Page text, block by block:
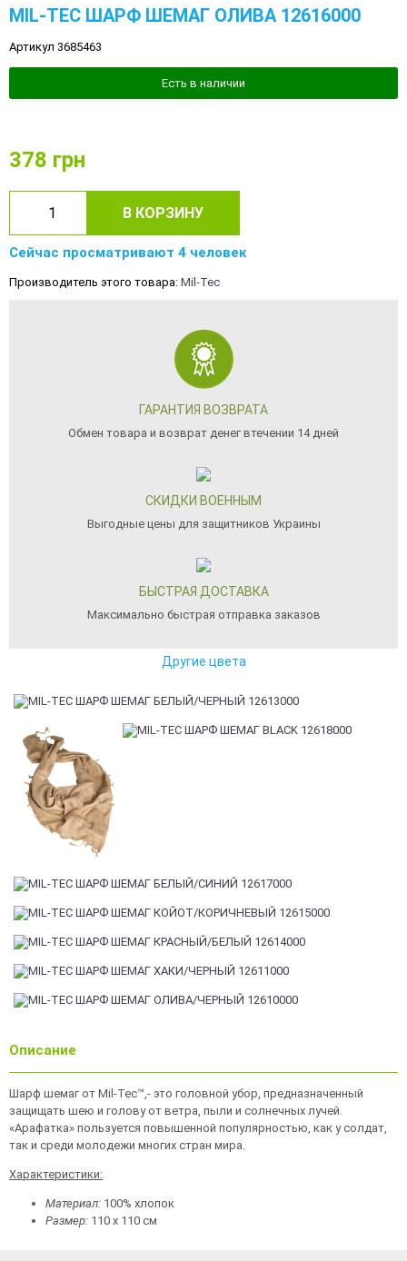
MIL-TEC ШАРФ ШЕМАГ ОЛИВА 12616000
Артикул 3685463
Есть в наличии
378 грн
В КОРЗИНУ
Сейчас просматривают 4 человек
Производитель этого товара: Mil-Tec
ГАРАНТИЯ ВОЗВРАТА
Обмен товара и возврат денег втечении 14 дней
СКИДКИ ВОЕННЫМ
Выгодные цены для защитников Украины
БЫСТРАЯ ДОСТАВКА
Максимально быстрая отправка заказов
Другие цвета
Описание
Шарф шемаг от Mil-Tec™,- это головной убор, предназначенный
защищать шею и голову от ветра, пыли и солнечных лучей.
«Арафатка» пользуется повышенной популярностью, как у солдат,
так и среди молодежи многих стран мира.
Характеристики:
Материал: 100% хлопок
Размер: 110 х 110 см